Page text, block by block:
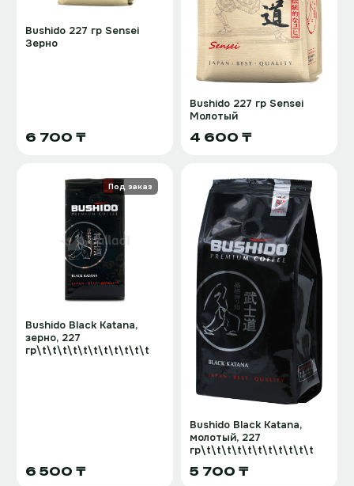
Bushido 227 гр Sensei
Зерно
6 700 ₸
Bushido 227 гр Sensei
Молотый
4 600 ₸
Под заказ
Bushido Black Katana,
зерно, 227
гр\t\t\t\t\t\t\t\t\t\t\t
6 500 ₸
Bushido Black Katana,
молотый, 227
гр\t\t\t\t\t\t\t\t\t\t\t
5 700 ₸